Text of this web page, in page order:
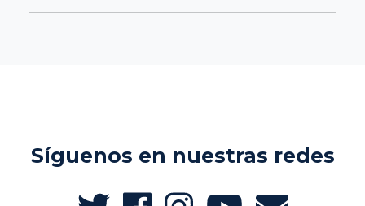
Síguenos en nuestras redes